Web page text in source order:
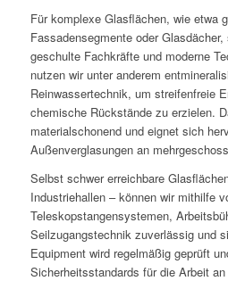
Für komplexe Glasflächen, wie etwa
Fassadensegmente oder
geschulte Fachkräfte und moderne
nutzen wir unter anderem
Reinwassertechnik, um streifenfreie
chemische Rückstände zu erzielen.
materialschonend und eignet sich
Außenverglasungen an
Selbst schwer erreichbare
Industriehallen – können wir mithilfe
Teleskopstangensystemen,
Seilzugangstechnik zuverlässig und
Equipment wird regelmäßig geprüft
Sicherheitsstandards für die Arbeit